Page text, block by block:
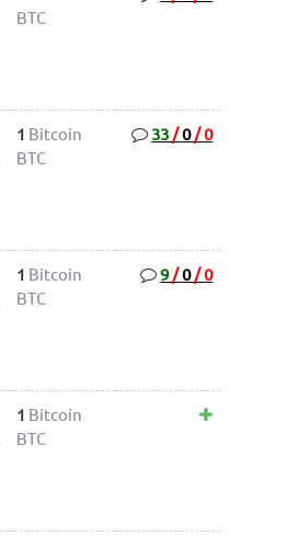
BTC
1 Bitcoin
BTC
33 /0/0
1 Bitcoin
BTC
9 /0/0
1 Bitcoin
BTC